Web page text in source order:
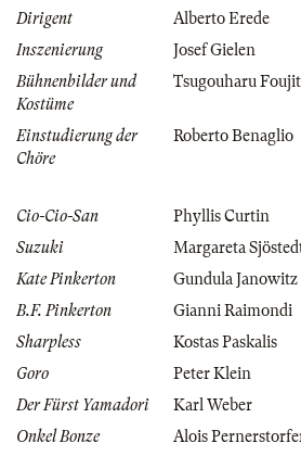
Dirigent
Alberto Erede
Inszenierung
Josef Gielen
Bühnenbilder und
Kostüme
Tsugouharu
Einstudierung der
Chöre
Roberto Benaglio
Cio-Cio-San
Phyllis Curtin
Suzuki
Margareta
Kate Pinkerton
Gundula Janowitz
B.F. Pinkerton
Gianni Raimondi
Sharpless
Kostas Paskalis
Goro
Peter Klein
Der Fürst Yamadori
Karl Weber
Onkel Bonze
Alois